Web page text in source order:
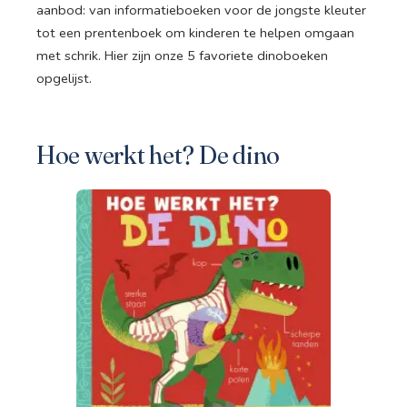
aanbod: van informatieboeken voor de jongste kleuter
tot een prentenboek om kinderen te helpen omgaan
met schrik. Hier zijn onze 5 favoriete dinoboeken
opgelijst.
Hoe werkt het? De dino